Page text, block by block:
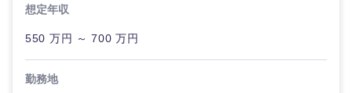
想定年収
550 万円 ～ 700 万円
勤務地